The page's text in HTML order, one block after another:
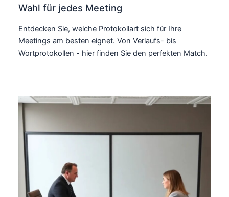
Wahl für jedes Meeting
Entdecken Sie, welche Protokollart sich für Ihre
Meetings am besten eignet. Von Verlaufs- bis
Wortprotokollen - hier finden Sie den perfekten Match.